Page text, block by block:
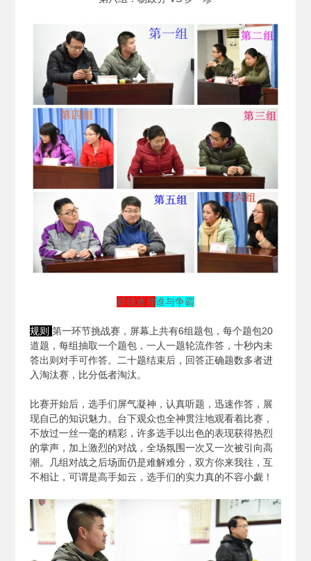
群雄逐鹿谁与争霸
规则 第一环节挑战赛，屏幕上共有6组题包，每个题包20
道题，每组抽取一个题包，一人一题轮流作答，十秒内未
答出则对手可作答。二十题结束后，回答正确题数多者进
入淘汰赛，比分低者淘汰。
比赛开始后，选手们屏气凝神，认真听题，迅速作答，展
现自己的知识魅力。台下观众也全神贯注地观看着比赛，
不放过一丝一毫的精彩，许多选手以出色的表现获得热烈
的掌声，加上激烈的对战，全场氛围一次又一次被引向高
潮。几组对战之后场面仍是难解难分，双方你来我往，互
不相让，可谓是高手如云，选手们的实力真的不容小觑！